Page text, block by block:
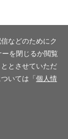
などのためにク
を閉じるか閲覧
とさせていただ
いては「 個人情